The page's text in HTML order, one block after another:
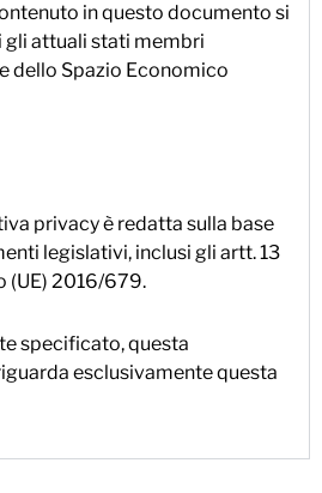
in questo documento si
gli attuali stati membri
dello Spazio Economico
privacy è redatta sulla base
legislativi, inclusi gli artt. 13
(UE) 2016/679.
specificato, questa
esclusivamente questa